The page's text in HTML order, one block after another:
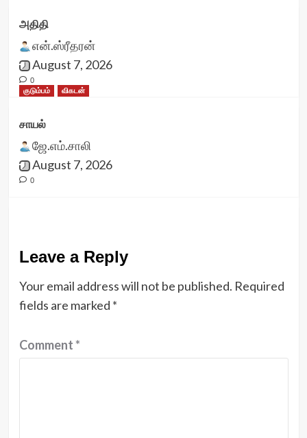
அதிதி
என்.ஸ்ரீதரன்
August 7, 2026
0
குடும்பம்
விகடன்
சாயல்
ஜே.எம்.சாலி
August 7, 2026
0
Leave a Reply
Your email address will not be published. Required
fields are marked *
Comment*